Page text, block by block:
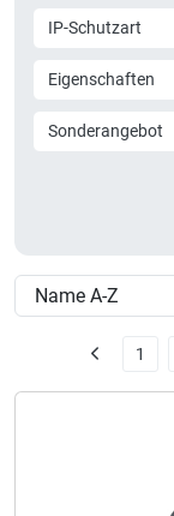
IP-Schutzart
Eigenschaften
Sonderangebot
1